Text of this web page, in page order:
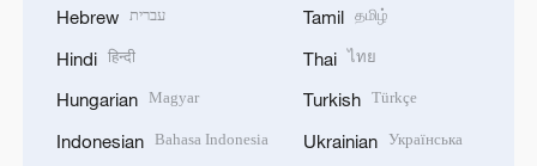
Hebrew עברית
Hindi हिन्दी
Hungarian Magyar
Indonesian Bahasa Indonesia
Tamil தமிழ்
Thai ไทย
Turkish Türkçe
Ukrainian Українська